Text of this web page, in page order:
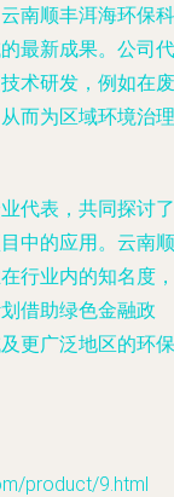
南顺丰洱海环保科
最新成果。公司代
术研发，例如在废
而为区域环境治理
代表，共同探讨了
中的应用。云南顺
行业内的知名度，
借助绿色金融政
更广泛地区的环保
product/9.html